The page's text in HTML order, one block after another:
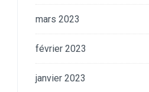
mars 2023
février 2023
janvier 2023